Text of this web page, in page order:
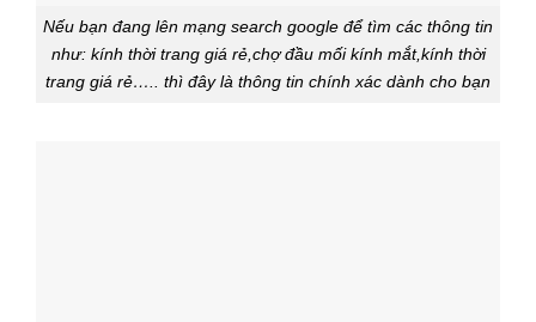
Nếu bạn đang lên mạng search google để tìm các thông tin
như: kính thời trang giá rẻ,chợ đầu mối kính mắt,kính thời
trang giá rẻ….. thì đây là thông tin chính xác dành cho bạn